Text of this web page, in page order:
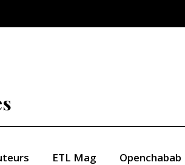
ETL Mag Openchabab